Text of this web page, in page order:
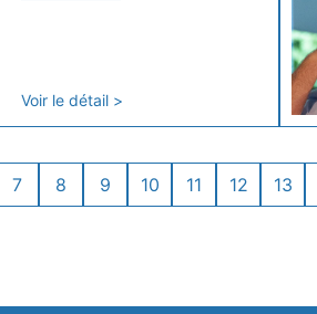
Voir le détail >
7 8 9 10 11 12 13